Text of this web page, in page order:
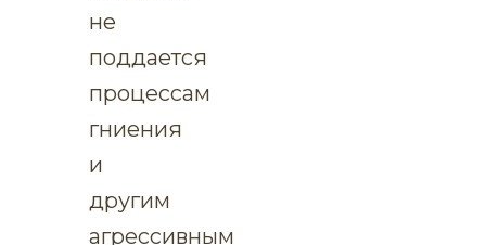
не
поддается
процессам
гниения
и
другим
агрессивным